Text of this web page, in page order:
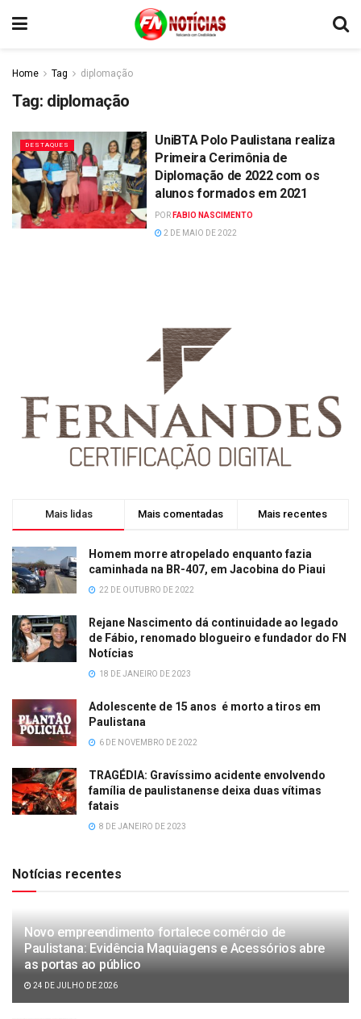
Home Tag diplomação
Tag: diplomação
DESTAQUES
UniBTA Polo Paulistana realiza
Primeira Cerimônia de
Diplomação de 2022 com os
alunos formados em 2021
POR FABIO NASCIMENTO
2 DE MAIO DE 2022
Mais lidas Mais comentadas Mais recentes
Homem morre atropelado enquanto fazia
caminhada na BR-407, em Jacobina do Piaui
22 DE OUTUBRO DE 2022
Rejane Nascimento dá continuidade ao legado
de Fábio, renomado blogueiro e fundador do FN
Notícias
18 DE JANEIRO DE 2023
Adolescente de 15 anos é morto a tiros em
Paulistana
6 DE NOVEMBRO DE 2022
TRAGÉDIA: Gravíssimo acidente envolvendo
família de paulistanense deixa duas vítimas
fatais
8 DE JANEIRO DE 2023
Notícias recentes
Novo empreendimento fortalece comércio de
Paulistana: Evidência Maquiagens e Acessórios abre
as portas ao público
24 DE JULHO DE 2026